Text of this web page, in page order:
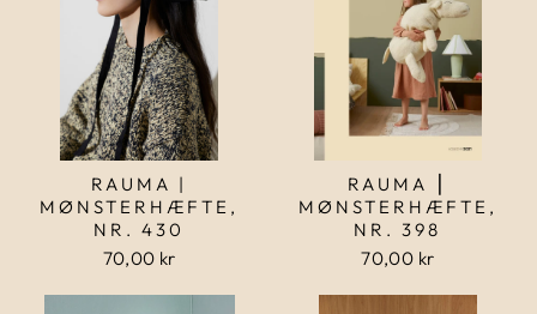
RAUMA |
MØNSTERHÆFTE,
NR. 430
70,00 kr
RAUMA ⎮
MØNSTERHÆFTE,
NR. 398
70,00 kr